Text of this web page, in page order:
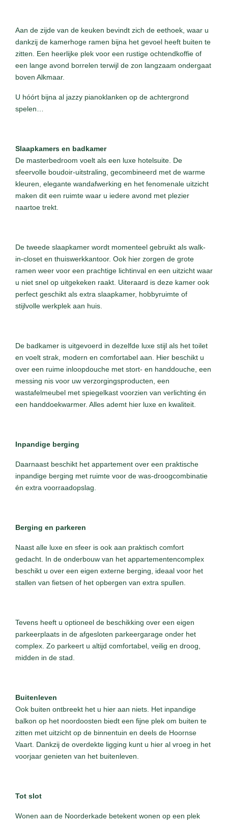
Aan de zijde van de keuken bevindt zich de eethoek, waar u
dankzij de kamerhoge ramen bijna het gevoel heeft buiten te
zitten. Een heerlijke plek voor een rustige ochtendkoffie of
een lange avond borrelen terwijl de zon langzaam ondergaat
boven Alkmaar.
U hóórt bijna al jazzy pianoklanken op de achtergrond
spelen…
Slaapkamers en badkamer
De masterbedroom voelt als een luxe hotelsuite. De
sfeervolle boudoir-uitstraling, gecombineerd met de warme
kleuren, elegante wandafwerking en het fenomenale uitzicht
maken dit een ruimte waar u iedere avond met plezier
naartoe trekt.
De tweede slaapkamer wordt momenteel gebruikt als walk-
in-closet en thuiswerkkantoor. Ook hier zorgen de grote
ramen weer voor een prachtige lichtinval en een uitzicht waar
u niet snel op uitgekeken raakt. Uiteraard is deze kamer ook
perfect geschikt als extra slaapkamer, hobbyruimte of
stijlvolle werkplek aan huis.
De badkamer is uitgevoerd in dezelfde luxe stijl als het toilet
en voelt strak, modern en comfortabel aan. Hier beschikt u
over een ruime inloopdouche met stort- en handdouche, een
messing nis voor uw verzorgingsproducten, een
wastafelmeubel met spiegelkast voorzien van verlichting én
een handdoekwarmer. Alles ademt hier luxe en kwaliteit.
Inpandige berging
Daarnaast beschikt het appartement over een praktische
inpandige berging met ruimte voor de was-droogcombinatie
én extra voorraadopslag.
Berging en parkeren
Naast alle luxe en sfeer is ook aan praktisch comfort
gedacht. In de onderbouw van het appartementencomplex
beschikt u over een eigen externe berging, ideaal voor het
stallen van fietsen of het opbergen van extra spullen.
Tevens heeft u optioneel de beschikking over een eigen
parkeerplaats in de afgesloten parkeergarage onder het
complex. Zo parkeert u altijd comfortabel, veilig en droog,
midden in de stad.
Buitenleven
Ook buiten ontbreekt het u hier aan niets. Het inpandige
balkon op het noordoosten biedt een fijne plek om buiten te
zitten met uitzicht op de binnentuin en deels de Hoornse
Vaart. Dankzij de overdekte ligging kunt u hier al vroeg in het
voorjaar genieten van het buitenleven.
Tot slot
Wonen aan de Noorderkade betekent wonen op een plek